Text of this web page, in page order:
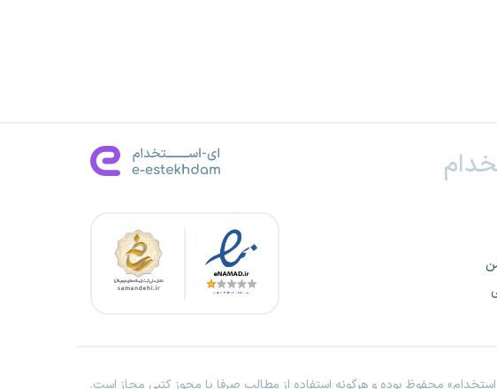
محفوظ بوده و هرگونه استفاده از مطالب صرفا با مجوز کتبی مجاز است.